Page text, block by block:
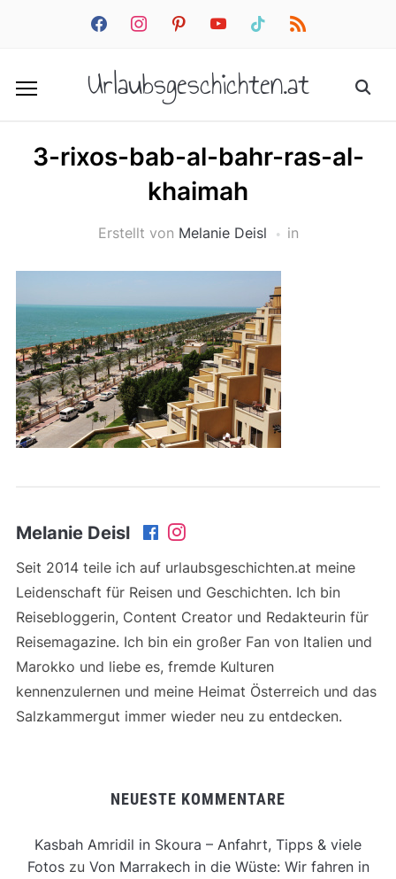
facebookinstagrampinterestyoutube tiktok rss
Urlaubsgeschichten.at
3-rixos-bab-al-bahr-ras-al-
khaimah
Erstellt von Melanie Deisl in
Melanie Deisl
Seit 2014 teile ich auf urlaubsgeschichten.at meine
Leidenschaft für Reisen und Geschichten. Ich bin
Reisebloggerin, Content Creator und Redakteurin für
Reisemagazine. Ich bin ein großer Fan von Italien und
Marokko und liebe es, fremde Kulturen
kennenzulernen und meine Heimat Österreich und das
Salzkammergut immer wieder neu zu entdecken.
NEUESTE KOMMENTARE
Kasbah Amridil in Skoura – Anfahrt, Tipps & viele
Fotoszu Von Marrakech in die Wüste: Wir fahren in